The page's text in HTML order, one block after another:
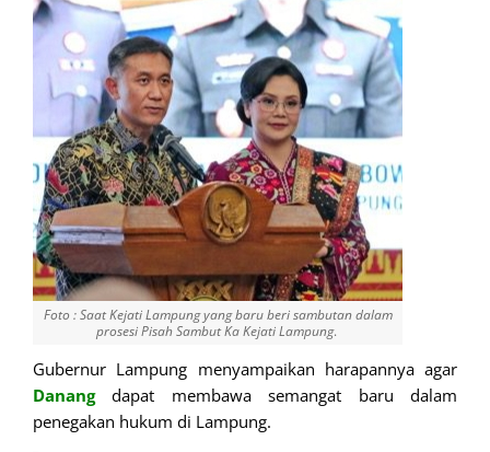
Foto : Saat Kejati Lampung yang baru beri sambutan dalam
prosesi Pisah Sambut Ka Kejati Lampung.
Gubernur Lampung menyampaikan harapannya agar
Danangdapat membawa semangat baru dalam
penegakan hukum di Lampung.